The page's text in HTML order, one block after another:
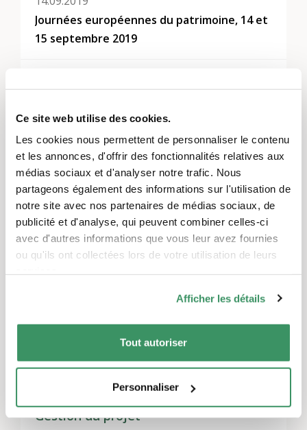
Ce site web utilise des cookies.
Les cookies nous permettent de personnaliser le contenu
et les annonces, d'offrir des fonctionnalités relatives aux
médias sociaux et d'analyser notre trafic. Nous
partageons également des informations sur l'utilisation de
notre site avec nos partenaires de médias sociaux, de
publicité et d'analyse, qui peuvent combiner celles-ci
avec d'autres informations que vous leur avez fournies
ou qu'ils ont collectées lors de votre utilisation de leurs
Afficher les détails
Tout autoriser
Personnaliser
Journées européennes du patrimoine, 14 et
15 septembre 2019
27.10.2018
Cours de reliure du samedi
Montrer tout
Thèmes
Générativité et histoire,L’engagement d’utilité
Régions
Suisse orientale,
Gestion du projet